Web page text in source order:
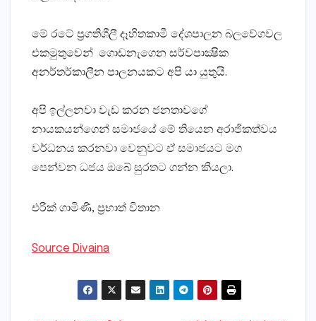
මේ රටේ ප‍්‍රගතිශීලී දෑහිතකාමී දේශපාලන බලවේගවල
එකමුතුවෙන් ගොඩනැගෙන සර්වපාක්‍ෂික
අනර්තර්කාලීන පාලනයකට අපි යා යුතුයි.
අපි ඉල්ලනවා වැඩ කරන ජනතාවගේ
නායකයන්ගෙන් සමාජයේ මේ තියෙන අරාජිකත්වය
වර්ධනය කරනවා වෙනුවට ඒ සමාජයට මග
පෙන්වන ධජය ඔබේ සුරතට ගන්න කියලා.
එරික් ගාමිණි, ප‍්‍රභාත් විතාන
Source Divaina